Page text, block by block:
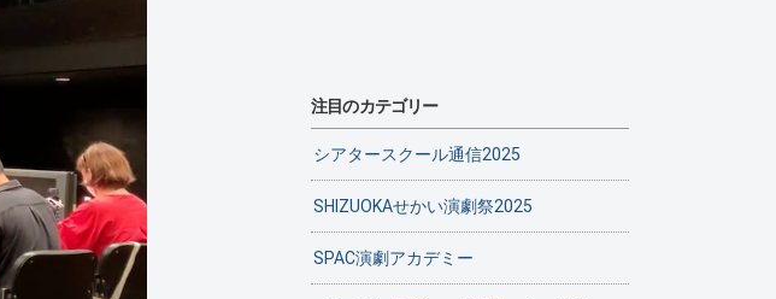
注目のカテゴリー
シアタースクール通信2025
SHIZUOKAせかい演劇祭2025
SPAC演劇アカデミー